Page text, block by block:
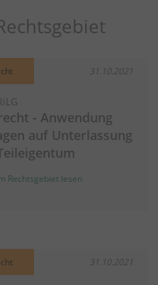
31.10.2021
- Anwendung
auf Unterlassung
Rechtsgebiet lesen
31.10.2021